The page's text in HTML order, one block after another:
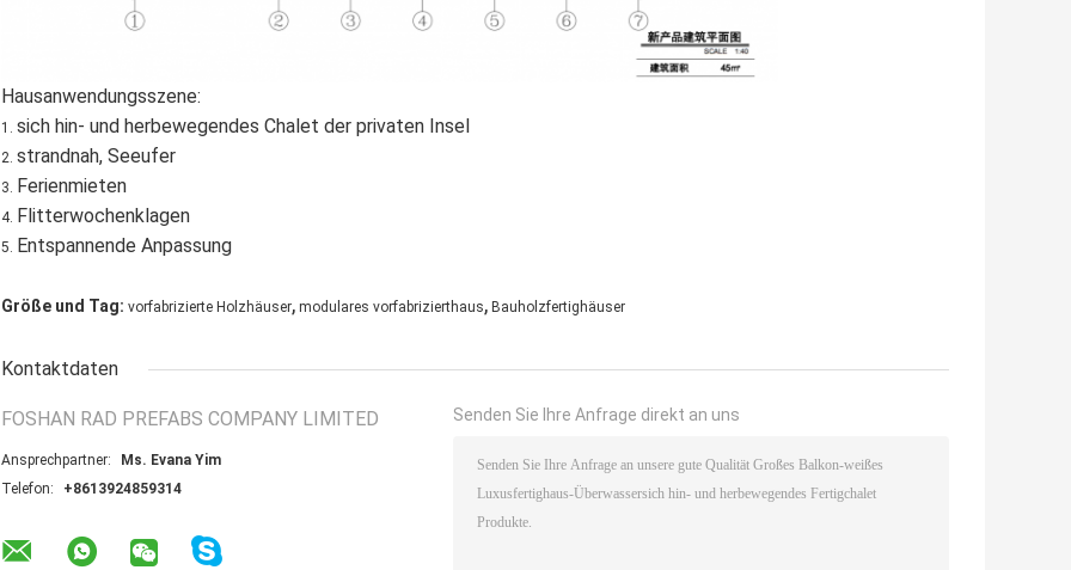
Hausanwendungsszene:
1. sich hin- und herbewegendes Chalet der privaten Insel
2. strandnah, Seeufer
3. Ferienmieten
4. Flitterwochenklagen
5. Entspannende Anpassung
Größe und Tag: vorfabrizierte Holzhäuser, modulares vorfabrizierthaus, Bauholzfertighäuser
Kontaktdaten
FOSHAN RAD PREFABS COMPANY LIMITED
Ansprechpartner:
Ms. Evana Yim
Telefon:
+8613924859314
Senden Sie Ihre Anfrage direkt an uns